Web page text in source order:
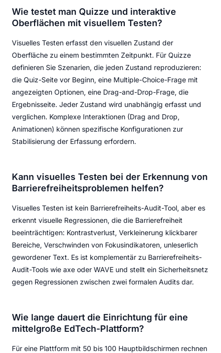
Wie testet man Quizze und interaktive
Oberflächen mit visuellem Testen?
Visuelles Testen erfasst den visuellen Zustand der
Oberfläche zu einem bestimmten Zeitpunkt. Für Quizze
definieren Sie Szenarien, die jeden Zustand reproduzieren:
die Quiz-Seite vor Beginn, eine Multiple-Choice-Frage mit
angezeigten Optionen, eine Drag-and-Drop-Frage, die
Ergebnisseite. Jeder Zustand wird unabhängig erfasst und
verglichen. Komplexe Interaktionen (Drag and Drop,
Animationen) können spezifische Konfigurationen zur
Stabilisierung der Erfassung erfordern.
Kann visuelles Testen bei der Erkennung von
Barrierefreiheitsproblemen helfen?
Visuelles Testen ist kein Barrierefreiheits-Audit-Tool, aber es
erkennt visuelle Regressionen, die die Barrierefreiheit
beeinträchtigen: Kontrastverlust, Verkleinerung klickbarer
Bereiche, Verschwinden von Fokusindikatoren, unleserlich
gewordener Text. Es ist komplementär zu Barrierefreiheits-
Audit-Tools wie axe oder WAVE und stellt ein Sicherheitsnetz
gegen Regressionen zwischen zwei formalen Audits dar.
Wie lange dauert die Einrichtung für eine
mittelgroße EdTech-Plattform?
Für eine Plattform mit 50 bis 100 Hauptbildschirmen rechnen